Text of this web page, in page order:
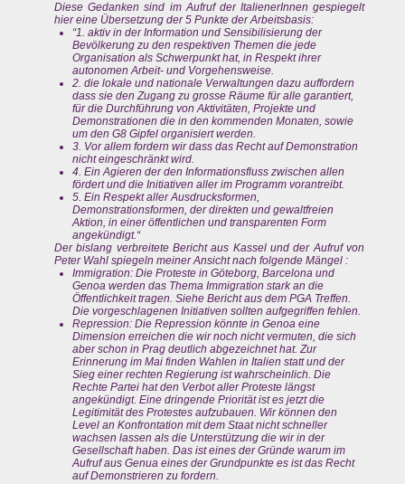
Diese Gedanken sind im Aufruf der ItalienerInnen gespiegelt
hier eine Übersetzung der 5 Punkte der Arbeitsbasis:
“1. aktiv in der Information und Sensibilisierung der
Bevölkerung zu den respektiven Themen die jede
Organisation als Schwerpunkt hat, in Respekt ihrer
autonomen Arbeit- und Vorgehensweise.
2. die lokale und nationale Verwaltungen dazu auffordern
dass sie den Zugang zu grosse Räume für alle garantiert,
für die Durchführung von Aktivitäten, Projekte und
Demonstrationen die in den kommenden Monaten, sowie
um den G8 Gipfel organisiert werden.
3. Vor allem fordern wir dass das Recht auf Demonstration
nicht eingeschränkt wird.
4. Ein Agieren der den Informationsfluss zwischen allen
fördert und die Initiativen aller im Programm vorantreibt.
5. Ein Respekt aller Ausdrucksformen,
Demonstrationsformen, der direkten und gewaltfreien
Aktion, in einer öffentlichen und transparenten Form
angekündigt.“
Der bislang verbreitete Bericht aus Kassel und der Aufruf von
Peter Wahl spiegeln meiner Ansicht nach folgende Mängel :
Immigration: Die Proteste in Göteborg, Barcelona und
Genoa werden das Thema Immigration stark an die
Öffentlichkeit tragen. Siehe Bericht aus dem PGA Treffen.
Die vorgeschlagenen Initiativen sollten aufgegriffen fehlen.
Repression: Die Repression könnte in Genoa eine
Dimension erreichen die wir noch nicht vermuten, die sich
aber schon in Prag deutlich abgezeichnet hat. Zur
Erinnerung im Mai finden Wahlen in Italien statt und der
Sieg einer rechten Regierung ist wahrscheinlich. Die
Rechte Partei hat den Verbot aller Proteste längst
angekündigt. Eine dringende Priorität ist es jetzt die
Legitimität des Protestes aufzubauen. Wir können den
Level an Konfrontation mit dem Staat nicht schneller
wachsen lassen als die Unterstützung die wir in der
Gesellschaft haben. Das ist eines der Gründe warum im
Aufruf aus Genua eines der Grundpunkte es ist das Recht
auf Demonstrieren zu fordern.